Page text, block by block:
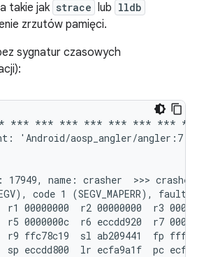
takie jak strace lub lldb
zrzutów pamięci.
sygnatur czasowych
*** *** *** *** *** *** ***
'Android/aosp_angler/
name: crasher  >>> crasher
code 1 (SEGV_MAPERR), fault
r1 00000000  r2 00000000  r3
r5 0000000c  r6 eccdd920  r7
r9 ffc78c19  sl ab209441  fp
sp eccdd800  lr ecfa9a1f  pc